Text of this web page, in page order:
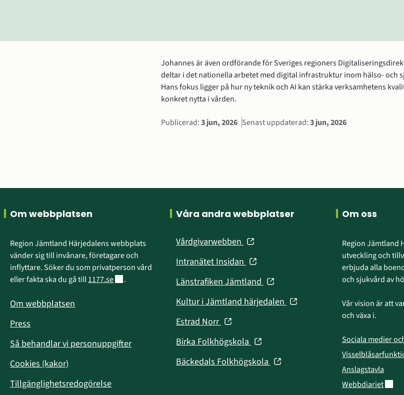
Johannes är även ordförande för Sveriges regioners
deltar i det nationella arbetet med digital infrastruktur inom hälso- och
Hans fokus ligger på hur ny teknik och AI kan stärka verksamhetens
konkret nytta i vården.
Sidinformation
Publicerad:3 jun, 2026 Senast uppdaterad:3 jun, 2026
Sidfot
Om webbplatsen
Region Jämtland Härjedalens webbplats
vänder sig till invånare, företagare och
inflyttare. Söker du som privatperson vård
eller fakta ska du gå till 1177.seLänk till annan webbplats.
.
Om webbplatsen
Press
Så behandlar vi personuppgifter
Cookies (kakor)
Tillgänglighetsredogörelse
Våra andra webbplatser
Vårdgivarwebben (öppnas
nytt
fönster)
Intranätet Insidan (öppnas
nytt
fönster)
Länstrafiken Jämtland (öppnas
nytt
Kultur i Jämtland härjedalen (öppnas
Estrad Norr (öppnas
nytt
fönster)
Birka Folkhögskola (öppnas
nytt
Bäckedals Folkhögskola (öppnas
Om oss
Region Jämtland
utveckling och
erbjuda alla
och sjukvård av
Vår vision är att
och växa i.
Sociala medier
Anslagstavla
WebbdiarietLänk